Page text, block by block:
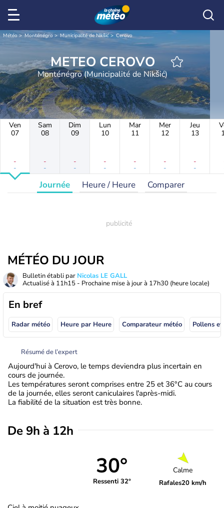
Météo Monténégro Municipalité de Nikšić Cerovo
METEO CEROVO
Monténégro (Municipalité de Nikšić)
Ven
07
-
-
Sam
08
-
-
Dim
09
-
-
Lun
10
-
-
Mar
11
-
-
Mer
12
-
-
Jeu
13
-
-
Journée Heure / Heure Comparer
MÉTÉO DU JOUR
Bulletin établi par Nicolas LE GALL
Actualisé à 11h15 - Prochaine mise à jour à 17h30 (heure locale)
En bref
Radar météo Heure par Heure Comparateur météo Pollens
Résumé de l’expert
Aujourd'hui à Cerovo, le temps deviendra plus incertain en
cours de journée.
Les températures seront comprises entre 25 et 36°C au cours
de la journée, elles seront caniculaires l'après-midi.
La fiabilité de la situation est très bonne.
De 9h à 12h
30°
Ressenti 32°
Calme
Rafales20 km/h